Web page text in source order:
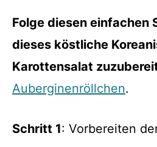
Folge diesen einfachen
dieses köstliche
Karottensalat
Auberginenröllchen.
Schritt 1: Vorbereiten